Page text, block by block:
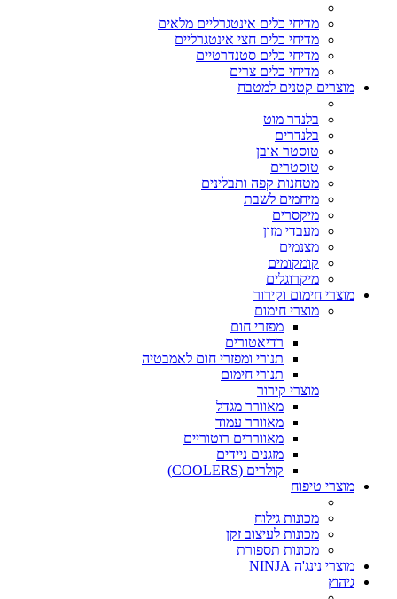
מדיחי כלים אינטגרליים מלאים
מדיחי כלים חצי אינטגרליים
מדיחי כלים סטנדרטיים
מדיחי כלים צרים
מוצרים קטנים למטבח
בלנדר מוט
בלנדרים
טוסטר אובן
טוסטרים
מטחנות קפה ותבלינים
מיחמים לשבת
מיקסרים
מעבדי מזון
מצנמים
קומקומים
מיקרוגלים
מוצרי חימום וקירור
מוצרי חימום
מפזרי חום
רדיאטורים
תנורי ומפזרי חום לאמבטיה
תנורי חימום
מוצרי קירור
מאוורר מגדל
מאוורר עמוד
מאווררים רוטוריים
מזגנים ניידים
קולרים (COOLERS)
מוצרי טיפוח
מכונות גילוח
מכונות לעיצוב זקן
מכונות תספורת
מוצרי נינג'ה NINJA
גיהוץ